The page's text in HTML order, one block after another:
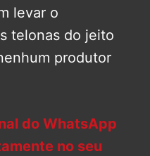
levar o
telonas do jeito
produtor
do WhatsApp
no seu